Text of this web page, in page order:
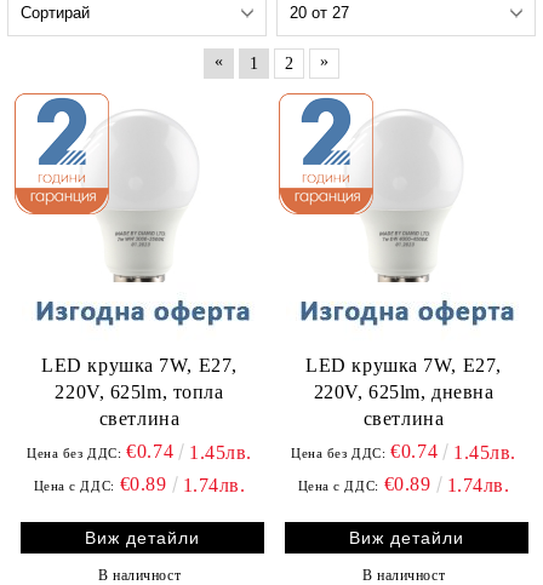
« 1 2 »
LED крушка 7W, E27,
220V, 625lm, топла
светлина
Цена без ДДС: €0.74 1.45лв.
Цена с ДДС: €0.89 1.74лв.
Виж детайли
В наличност
LED крушка 7W, E27,
220V, 625lm, дневна
светлина
Цена без ДДС: €0.74 1.45лв.
Цена с ДДС: €0.89 1.74лв.
Виж детайли
В наличност